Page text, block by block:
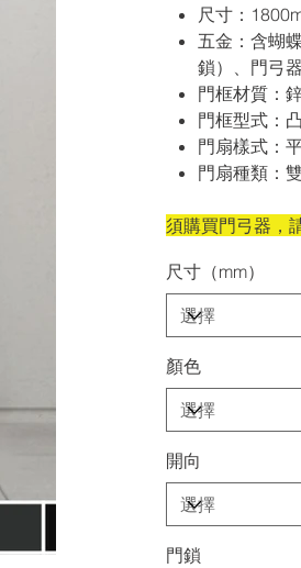
尺寸：
五金：含蝴
鎖）、門弓
門框材質：
門框型式：
門扇樣式：
門扇種類：
須購買門弓器，
尺寸（mm）
顏色
開向
門鎖